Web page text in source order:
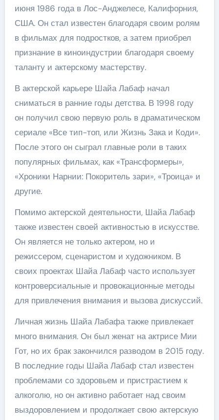
июня 1986 года в Лос-Анджелесе, Калифорния,
США. Он стал известен благодаря своим ролям
в фильмах для подростков, а затем приобрел
признание в киноиндустрии благодаря своему
таланту и актерскому мастерству.
В актерской карьере Шайа Лабаф начал
сниматься в ранние годы детства. В 1998 году
он получил свою первую роль в драматическом
сериале «Все тип-топ, или Жизнь Зака и Коди».
После этого он сыграл главные роли в таких
популярных фильмах, как «Трансформеры»,
«Хроники Нарнии: Покоритель зари», «Троица» и
другие.
Помимо актерской деятельности, Шайа Лабаф
также известен своей активностью в искусстве.
Он является не только актером, но и
режиссером, сценаристом и художником. В
своих проектах Шайа Лабаф часто использует
контроверсиальные и провокационные методы
для привлечения внимания и вызова дискуссий.
Личная жизнь Шайа Лабафа также привлекает
много внимания. Он был женат на актрисе Мии
Гот, но их брак закончился разводом в 2015 году.
В последние годы Шайа Лабаф стал известен
проблемами со здоровьем и пристрастием к
алкоголю, но он активно работает над своим
выздоровлением и продолжает свою актерскую